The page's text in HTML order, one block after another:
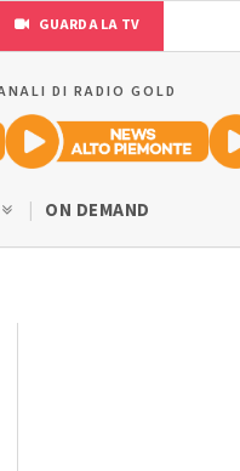
GUARDA LA TV
DI RADIO GOLD
ON DEMAND